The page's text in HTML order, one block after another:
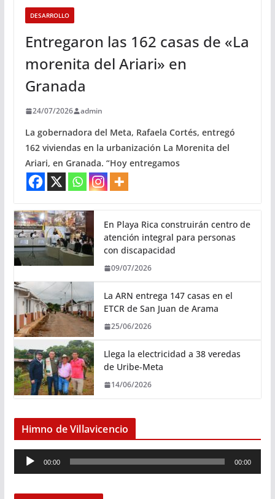
DESARROLLO
Entregaron las 162 casas de «La
morenita del Ariari» en
Granada
24/07/2026 admin
La gobernadora del Meta, Rafaela Cortés, entregó
162 viviendas en la urbanización La Morenita del
Ariari, en Granada. “Hoy entregamos
En Playa Rica construirán centro de
atención integral para personas
con discapacidad
09/07/2026
La ARN entrega 147 casas en el
ETCR de San Juan de Arama
25/06/2026
Llega la electricidad a 38 veredas
de Uribe-Meta
14/06/2026
Himno de Villavicencio
e
00:00 00:00